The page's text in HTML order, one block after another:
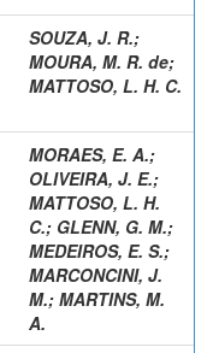
SOUZA, J. R.;
MOURA, M. R. de;
MATTOSO, L. H. C.
MORAES, E. A.;
OLIVEIRA, J. E.;
MATTOSO, L. H.
C.; GLENN, G. M.;
MEDEIROS, E. S.;
MARCONCINI, J.
M.; MARTINS, M.
A.